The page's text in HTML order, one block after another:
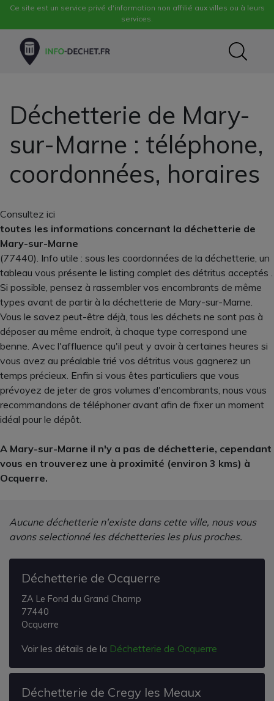
Ce site est un service privé d'information non affilié aux villes ou à leurs
services.
Déchetterie de Mary-
sur-Marne : téléphone,
coordonnées, horaires
Consultez ici
toutes les informations concernant la déchetterie de
Mary-sur-Marne
(77440). Info utile : sous les coordonnées de la déchetterie, un
tableau vous présente le listing complet des détritus acceptés .
Si possible, pensez à rassembler vos encombrants de même
types avant de partir à la déchetterie de Mary-sur-Marne.
Vous le savez peut-être déjà, tous les déchets ne sont pas à
déposer au même endroit, à chaque type correspond une
benne. Avec l'affluence qu'il peut y avoir à certaines heures si
vous avez au préalable trié vos détritus vous gagnerez un
temps précieux. Enfin si vous êtes particuliers que vous
prévoyez de jeter de gros volumes d'encombrants, nous vous
recommandons de téléphoner avant afin de fixer un moment
idéal pour le dépôt.
A Mary-sur-Marne il n'y a pas de déchetterie, cependant
vous en trouverez une à proximité (environ 3 kms) à
Ocquerre.
Aucune déchetterie n'existe dans cette ville, nous vous
avons selectionné les déchetteries les plus proches.
Déchetterie de Ocquerre
ZA Le Fond du Grand Champ
77440
Ocquerre
Voir les détails de la Déchetterie de Ocquerre
Déchetterie de Cregy les Meaux